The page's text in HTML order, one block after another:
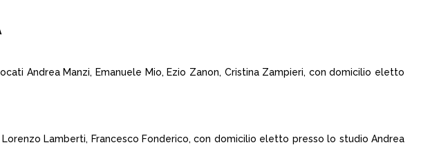
Andrea Manzi, Emanuele Mio, Ezio Zanon, Cristina Zampieri, con domicilio eletto
Lamberti, Francesco Fonderico, con domicilio eletto presso lo studio Andrea